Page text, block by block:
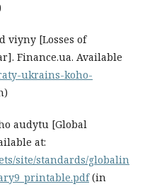
viyny [Losses of
Finance.ua. Available
ukrains-koho-
audytu [Global
at:
site/standards/globalin
(in